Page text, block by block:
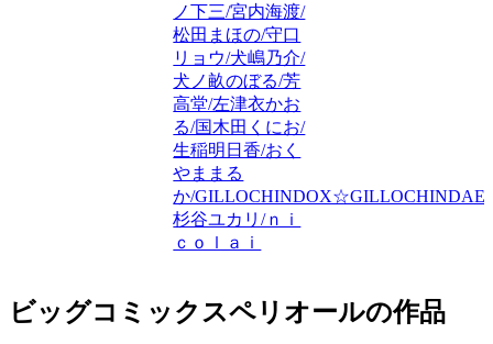
ノ下三/宮内海渡/
松田まほの/守口
リョウ/犬嶋乃介/
犬ノ畝のぼる/芳
高堂/左津衣かお
る/国木田くにお/
生稲明日香/おく
やままる
か/GILLOCHINDOX☆GILLOCHINDAE/
杉谷ユカリ/ｎｉ
ｃｏｌａｉ
ビッグコミックスペリオールの作品